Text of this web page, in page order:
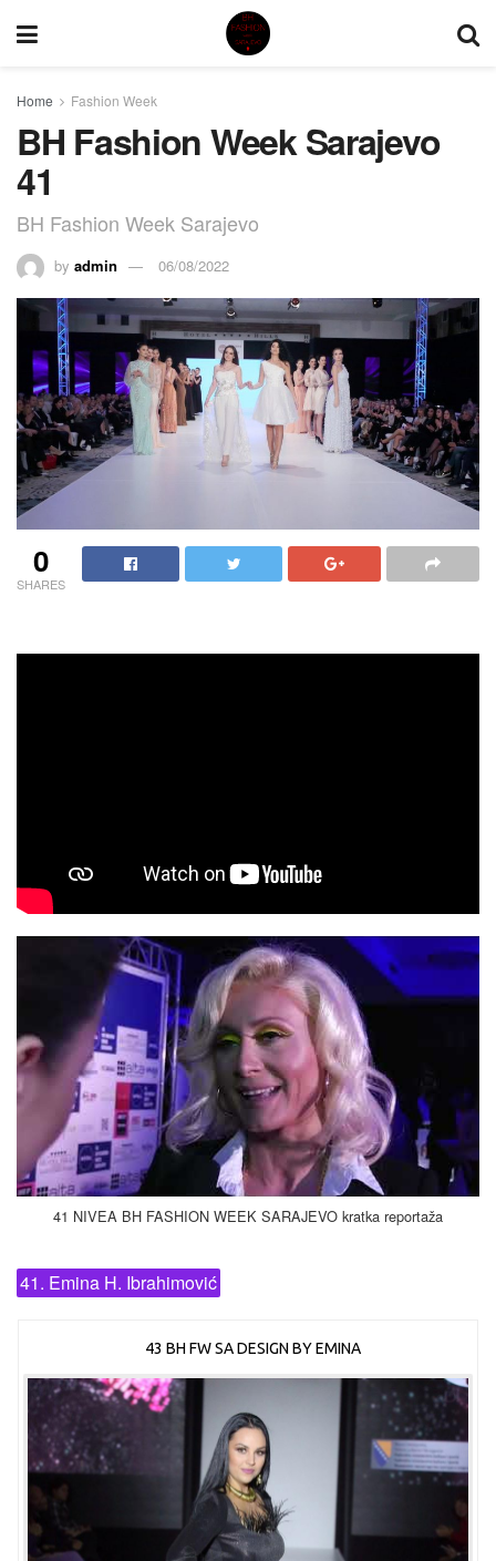
Home Fashion Week
BH Fashion Week Sarajevo
41
BH Fashion Week Sarajevo
by admin 06/08/2022
0
SHARES
41 NIVEA BH FASHION WEEK SARAJEVO kratka reportaža
41. Emina H. Ibrahimović
43 BH FW SA DESIGN BY EMINA